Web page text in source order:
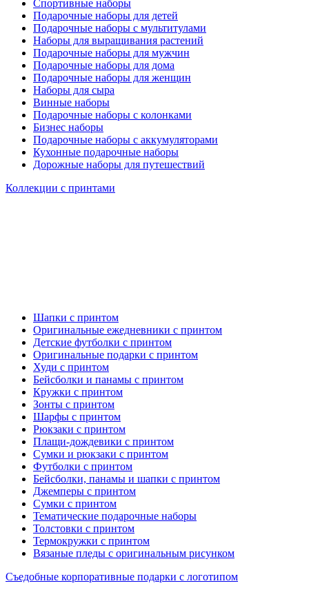
Спортивные наборы
Подарочные наборы для детей
Подарочные наборы с мультитулами
Наборы для выращивания растений
Подарочные наборы для мужчин
Подарочные наборы для дома
Подарочные наборы для женщин
Наборы для сыра
Винные наборы
Подарочные наборы с колонками
Бизнес наборы
Подарочные наборы с аккумуляторами
Кухонные подарочные наборы
Дорожные наборы для путешествий
Коллекции с принтами
Шапки с принтом
Оригинальные ежедневники с принтом
Детские футболки с принтом
Оригинальные подарки с принтом
Худи с принтом
Бейсболки и панамы с принтом
Кружки с принтом
Зонты с принтом
Шарфы с принтом
Рюкзаки с принтом
Плащи-дождевики с принтом
Сумки и рюкзаки с принтом
Футболки с принтом
Бейсболки, панамы и шапки с принтом
Джемперы с принтом
Сумки с принтом
Тематические подарочные наборы
Толстовки с принтом
Термокружки с принтом
Вязаные пледы с оригинальным рисунком
Съедобные корпоративные подарки с логотипом